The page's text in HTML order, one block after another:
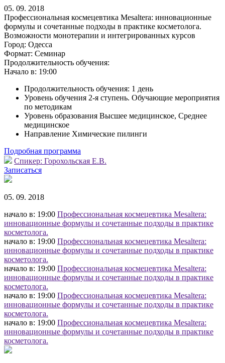
05. 09. 2018
Профессиональная космецевтика Mesaltera: инновационные
формулы и сочетанные подходы в практике косметолога.
Возможности монотерапии и интегрированных курсов
Город: Одесса
Формат: Семинар
Продолжительность обучения:
Начало в: 19:00
Продолжительность обучения: 1 день
Уровень обучения 2-я ступень. Обучающие мероприятия
по методикам
Уровень образования Высшее медицинское, Среднее
медицинское
Направление Химические пилинги
Подробная программа
Спикер: Горохольская Е.В.
Записаться
05. 09. 2018
начало в: 19:00 Профессиональная космецевтика Mesaltera:
инновационные формулы и сочетанные подходы в практике
косметолога.
начало в: 19:00 Профессиональная космецевтика Mesaltera:
инновационные формулы и сочетанные подходы в практике
косметолога.
начало в: 19:00 Профессиональная космецевтика Mesaltera:
инновационные формулы и сочетанные подходы в практике
косметолога.
начало в: 19:00 Профессиональная космецевтика Mesaltera:
инновационные формулы и сочетанные подходы в практике
косметолога.
начало в: 19:00 Профессиональная космецевтика Mesaltera:
инновационные формулы и сочетанные подходы в практике
косметолога.